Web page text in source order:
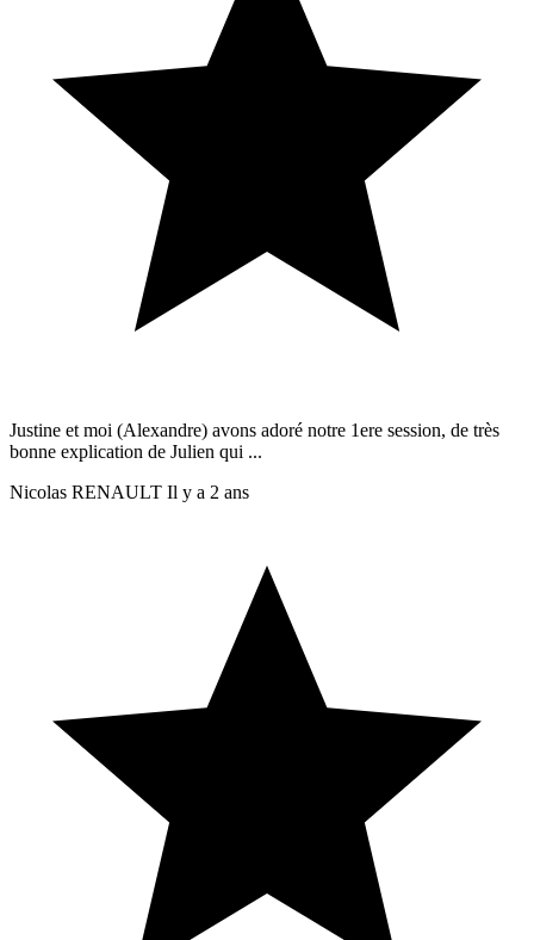
Justine et moi (Alexandre) avons adoré notre 1ere session, de très
bonne explication de Julien qui ...
Nicolas RENAULT Il y a 2 ans